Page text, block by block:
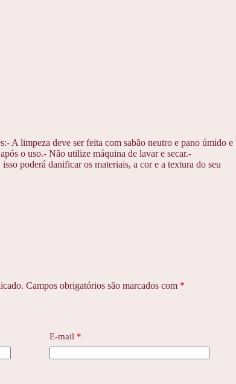
A limpeza deve ser feita com sabão neutro e pano úmido e
o uso.- Não utilize máquina de lavar e secar.-
poderá danificar os materiais, a cor e a textura do seu
Campos obrigatórios são marcados com *
E-mail*